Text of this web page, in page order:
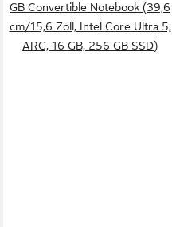
GB Convertible Notebook (39,6
cm/15,6 Zoll, Intel Core Ultra 5,
ARC, 16 GB, 256 GB SSD)